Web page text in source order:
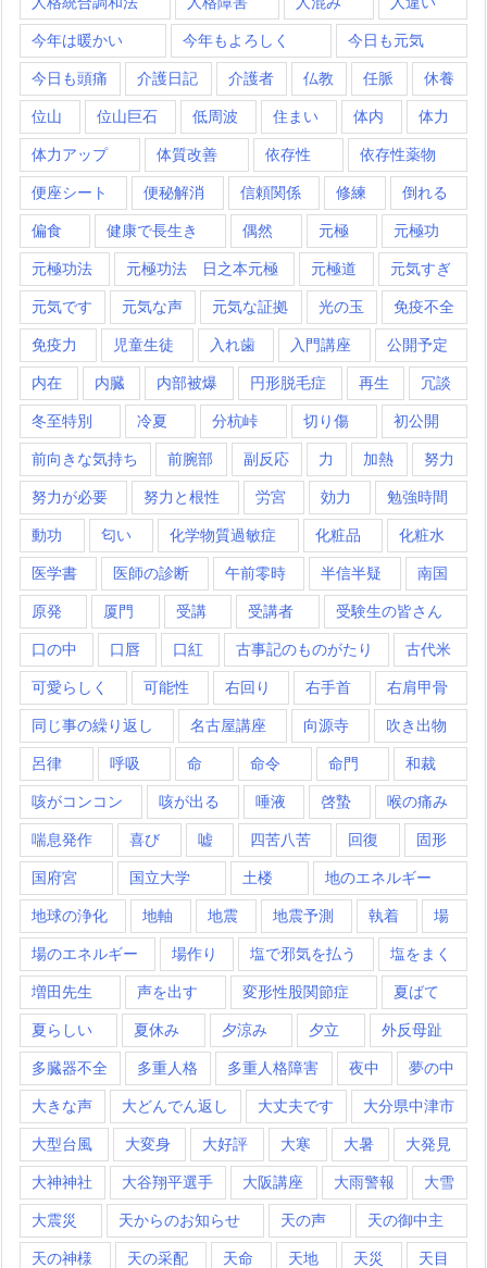
今年は暖かい 今年もよろしく 今日も元気
今日も頭痛 介護日記 介護者 仏教 任脈 休養
位山 位山巨石 低周波 住まい 体内 体力
体力アップ 体質改善 依存性 依存性薬物
便座シート 便秘解消 信頼関係 修練 倒れる
偏食 健康で長生き 偶然 元極 元極功
元極功法 元極功法 日之本元極 元極道 元気すぎ
元気です 元気な声 元気な証拠 光の玉 免疫不全
免疫力 児童生徒 入れ歯 入門講座 公開予定
内在 内臓 内部被爆 円形脱毛症 再生 冗談
冬至特別 冷夏 分杭峠 切り傷 初公開
前向きな気持ち 前腕部 副反応 力 加熱 努力
努力が必要 努力と根性 労宮 効力 勉強時間
動功 匂い 化学物質過敏症 化粧品 化粧水
医学書 医師の診断 午前零時 半信半疑 南国
原発 厦門 受講 受講者 受験生の皆さん
口の中 口唇 口紅 古事記のものがたり 古代米
可愛らしく 可能性 右回り 右手首 右肩甲骨
同じ事の繰り返し 名古屋講座 向源寺 吹き出物
呂律 呼吸 命 命令 命門 和裁
咳がコンコン 咳が出る 唾液 啓蟄 喉の痛み
喘息発作 喜び 嘘 四苦八苦 回復 固形
国府宮 国立大学 土楼 地のエネルギー
地球の浄化 地軸 地震 地震予測 執着 場
場のエネルギー 場作り 塩で邪気を払う 塩をまく
増田先生 声を出す 変形性股関節症 夏ばて
夏らしい 夏休み 夕涼み 夕立 外反母趾
多臓器不全 多重人格 多重人格障害 夜中 夢の中
大きな声 大どんでん返し 大丈夫です 大分県中津市
大型台風 大変身 大好評 大寒 大暑 大発見
大神神社 大谷翔平選手 大阪講座 大雨警報 大雪
大震災 天からのお知らせ 天の声 天の御中主
天の神様 天の采配 天命 天地 天災 天目